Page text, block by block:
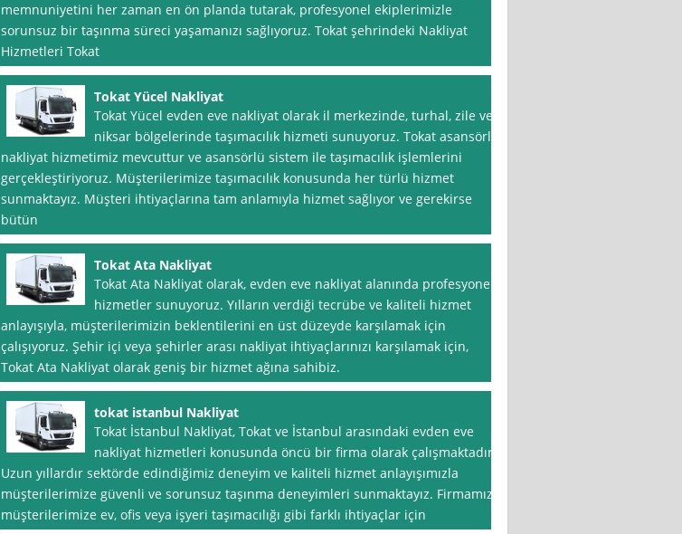
memnuniyetini her zaman en ön planda tutarak, profesyonel ekiplerimizle
sorunsuz bir taşınma süreci yaşamanızı sağlıyoruz. Tokat şehrindeki Nakliyat
Hizmetleri Tokat
Tokat Yücel Nakliyat
Tokat Yücel evden eve nakliyat olarak il merkezinde, turhal, zile ve
niksar bölgelerinde taşımacılık hizmeti sunuyoruz. Tokat asansörlü
nakliyat hizmetimiz mevcuttur ve asansörlü sistem ile taşımacılık işlemlerini
gerçekleştiriyoruz. Müşterilerimize taşımacılık konusunda her türlü hizmet
sunmaktayız. Müşteri ihtiyaçlarına tam anlamıyla hizmet sağlıyor ve gerekirse
bütün
Tokat Ata Nakliyat
Tokat Ata Nakliyat olarak, evden eve nakliyat alanında profesyonel
hizmetler sunuyoruz. Yılların verdiği tecrübe ve kaliteli hizmet
anlayışıyla, müşterilerimizin beklentilerini en üst düzeyde karşılamak için
çalışıyoruz. Şehir içi veya şehirler arası nakliyat ihtiyaçlarınızı karşılamak için,
Tokat Ata Nakliyat olarak geniş bir hizmet ağına sahibiz.
tokat istanbul Nakliyat
Tokat İstanbul Nakliyat, Tokat ve İstanbul arasındaki evden eve
nakliyat hizmetleri konusunda öncü bir firma olarak çalışmaktadır.
Uzun yıllardır sektörde edindiğimiz deneyim ve kaliteli hizmet anlayışımızla
müşterilerimize güvenli ve sorunsuz taşınma deneyimleri sunmaktayız. Firmamız,
müşterilerimize ev, ofis veya işyeri taşımacılığı gibi farklı ihtiyaçlar için